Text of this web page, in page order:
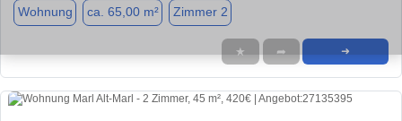
Wohnung ca. 65,00 m² Zimmer 2
★ ➦ ➜